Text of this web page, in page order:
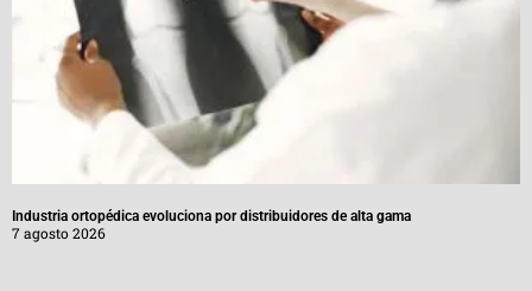
Industria ortopédica evoluciona por distribuidores de alta gama
7 agosto 2026